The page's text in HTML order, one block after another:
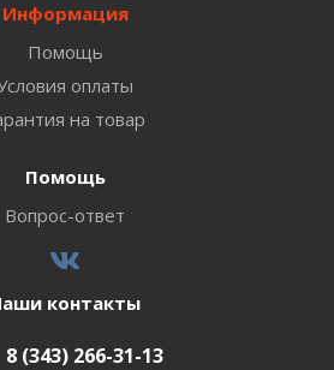
Информация
Помощь
оплаты
на товар
Помощь
Вопрос-ответ
контакты
8 (343) 266-31-13